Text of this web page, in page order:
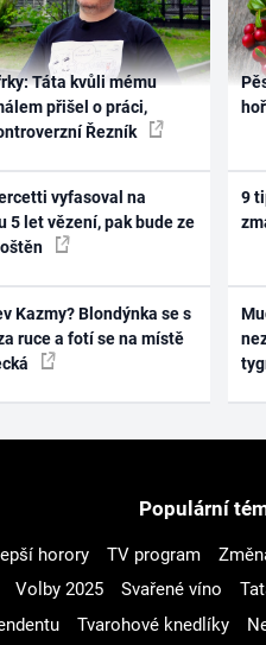
Táta kvůli mému
přišel o práci,
Řezník
vyfasoval na
5 let vězení, pak bude ze
Kazmy? Blondýnka se s
ruce a fotí se na místě
9
Populární
horory TV program
Volby 2025 Svařené víno
Tvarohové knedlíky